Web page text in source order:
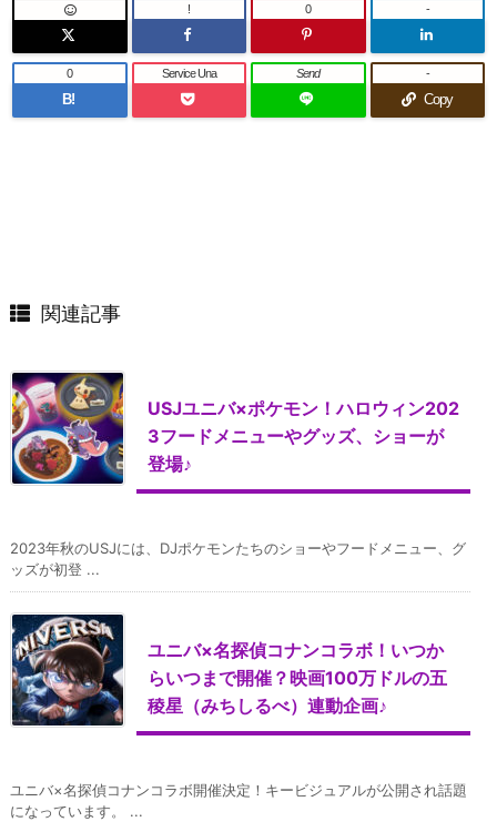
! 0 -
B!
0 Service Una Send
Copy
-
関連記事
USJユニバ×ポケモン！ハロウィン202
3フードメニューやグッズ、ショーが
登場♪
2023年秋のUSJには、DJポケモンたちのショーやフードメニュー、グ
ッズが初登 ...
ユニバ×名探偵コナンコラボ！いつか
らいつまで開催？映画100万ドルの五
稜星（みちしるべ）連動企画♪
ユニバ×名探偵コナンコラボ開催決定！キービジュアルが公開され話題
になっています。 ...